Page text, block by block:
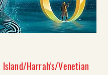
Island/Harrah's/Venetian